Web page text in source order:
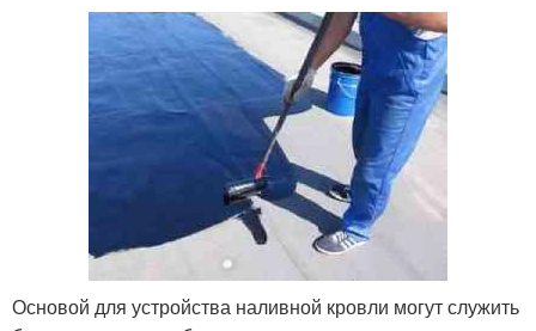
Основой для устройства наливной кровли могут служить